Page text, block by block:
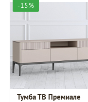
-15%
Тумба ТВ Премиале